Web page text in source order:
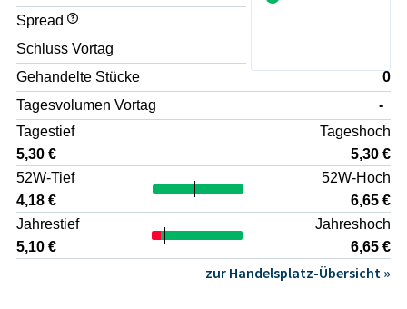
und -verwaltung hat die Gruppe mehr als 55.000 Wohnungen
entwickelt und besitzt weltweit rund 23 Millionen
Quadratmeter Bruttogeschossfläche in Form von
Mietwohnungen, Gewerbeimmobilien und Gaststätten. Die
Gruppe besitzt, betreibt und verwaltet mehr als 160 Hotels
weltweit, viele davon in wichtigen Gateway-Städten,
hauptsächlich durch ihr Flaggschiff Millennium Hotels and
Resorts (MHR). City Developments Limited wurde am 07.
September 1963 gegründet und in Singapur eingetragen.
Spread
Schluss Vortag
Gehandelte Stücke
0
Tagesvolumen Vortag
-
Tagestief
5,30 €
Tageshoch
5,30 €
52W-Tief
4,18 €
52W-Hoch
6,65 €
Jahrestief
5,10 €
Jahreshoch
6,65 €
zur Handelsplatz-Übersicht »